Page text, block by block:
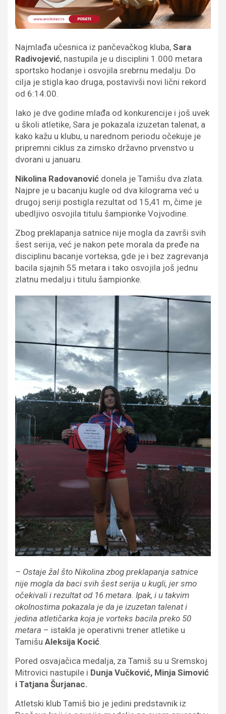
Najmlađa učesnica iz pančevačkog kluba, Sara
Radivojević, nastupila je u disciplini 1.000 metara
sportsko hodanje i osvojila srebrnu medalju. Do
cilja je stigla kao druga, postavivši novi lični rekord
od 6:14.00.
Iako je dve godine mlađa od konkurencije i još uvek
u školi atletike, Sara je pokazala izuzetan talenat, a
kako kažu u klubu, u narednom periodu očekuje je
pripremni ciklus za zimsko državno prvenstvo u
dvorani u januaru.
Nikolina Radovanović donela je Tamišu dva zlata.
Najpre je u bacanju kugle od dva kilograma već u
drugoj seriji postigla rezultat od 15,41 m, čime je
ubedljivo osvojila titulu šampionke Vojvodine.
Zbog preklapanja satnice nije mogla da završi svih
šest serija, već je nakon pete morala da pređe na
disciplinu bacanje vorteksa, gde je i bez zagrevanja
bacila sjajnih 55 metara i tako osvojila još jednu
zlatnu medalju i titulu šampionke.
– Ostaje žal što Nikolina zbog preklapanja satnice
nije mogla da baci svih šest serija u kugli, jer smo
očekivali i rezultat od 16 metara. Ipak, i u takvim
okolnostima pokazala je da je izuzetan talenat i
jedina atletičarka koja je vorteks bacila preko 50
metara – istakla je operativni trener atletike u
Tamišu Aleksija Kocić.
Pored osvajačica medalja, za Tamiš su u Sremskoj
Mitrovici nastupile i Dunja Vučković, Minja Simović
i Tatjana Šurjanac.
Atletski klub Tamiš bio je jedini predstavnik iz